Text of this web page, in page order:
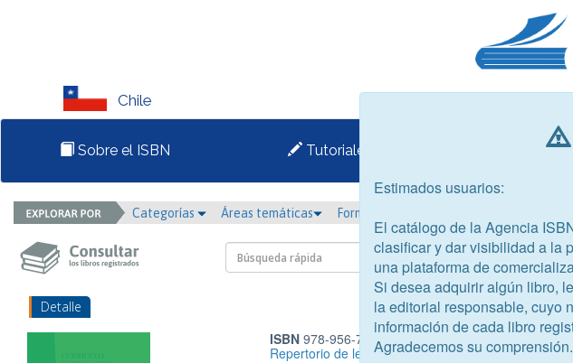
Chile
Sobre el ISBN Tutoriales
Categorías Áreas temáticas Formato
Detalle
ISBN978-956-7538-22-5
Repertorio de legislación del medio ambiente. Tomo I
Estimados usuarios:
El catálogo de la Agencia
clasificar y dar visibilidad a la
una plataforma de
Si desea adquirir algún libro,
la editorial responsable, cuyo
información de cada libro
Agradecemos su comprensión.